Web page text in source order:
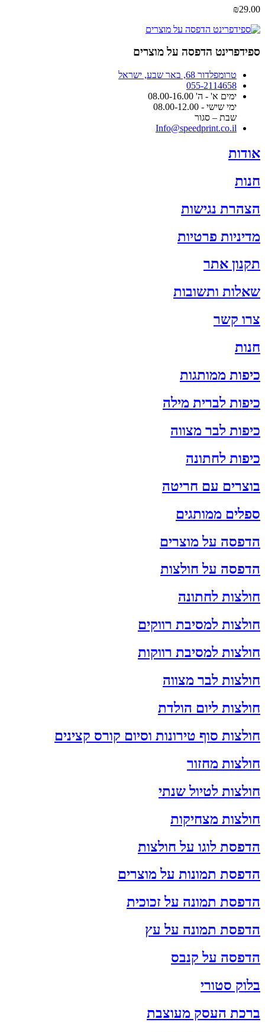
בעמוד
המוצר
₪29.00
ספידפרינט הדפסה על מוצרים
טרומפלדור 68, באר שבע, ישראל
055-2114658
ימים א' - ה' 08.00-16.00
ימי שישי - 08.00-12.00
שבת – סגור
Info@speedprint.co.il
אודות
חנות
הצהרת נגישות
מדיניות פרטיות
תקנון אתר
שאלות ותשובות
צרו קשר
חנות
כיפות ממותגות
כיפות לברית מילה
כיפות לבר מצווה
כיפות לחתונה
בוצרים עם חריטה
ספלים ממותגים
הדפסה על מוצרים
הדפסה על חולצות
חולצות לחתונה
חולצות למסיבת רווקים
חולצות למסיבת רווקות
חולצות לבר מצווה
חולצות ליום הולדת
חולצות סוף טירונות וסיום קורס קצינים
חולצות מחזור
חולצות לטיול שנתי
חולצות מצחיקות
הדפסת לוגו על חולצות
הדפסת תמונות על מוצרים
הדפסת תמונה על זכוכית
הדפסת תמונה על עץ
הדפסה על קנבס
בלוק סטורי
ברכת העסק מעוצבת